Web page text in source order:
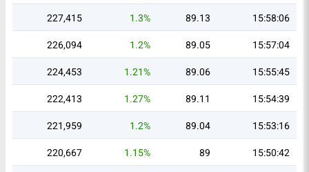
15:58:06
89.13
1.3%
227,415
15:57:04
89.05
1.2%
226,094
15:55:45
89.06
1.21%
224,453
15:54:39
89.11
1.27%
222,413
15:53:16
89.04
1.2%
221,959
15:50:42
89
1.15%
220,667